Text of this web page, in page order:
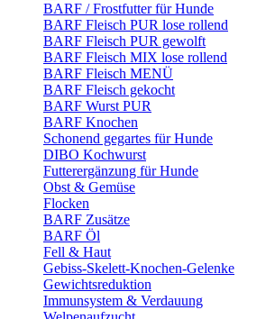
BARF / Frostfutter für Hunde
BARF Fleisch PUR lose rollend
BARF Fleisch PUR gewolft
BARF Fleisch MIX lose rollend
BARF Fleisch MENÜ
BARF Fleisch gekocht
BARF Wurst PUR
BARF Knochen
Schonend gegartes für Hunde
DIBO Kochwurst
Futterergänzung für Hunde
Obst & Gemüse
Flocken
BARF Zusätze
BARF Öl
Fell & Haut
Gebiss-Skelett-Knochen-Gelenke
Gewichtsreduktion
Immunsystem & Verdauung